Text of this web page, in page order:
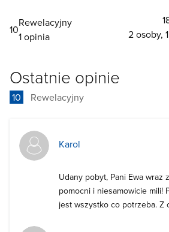
10
Rewelacyjny
1 opinia
2 osoby,
Ostatnie opinie
10 Rewelacyjny
Karol
Udany pobyt, Pani Ewa
pomocni i niesamowicie mili!
jest wszystko co potrzeba. Z